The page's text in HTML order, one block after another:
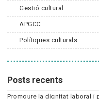
Gestió cultural
APGCC
Polítiques culturals
Posts recents
Promoure la dignitat laboral i